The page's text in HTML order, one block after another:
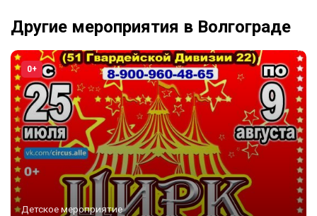
Другие мероприятия в Волгограде
0+
Детское мероприятие